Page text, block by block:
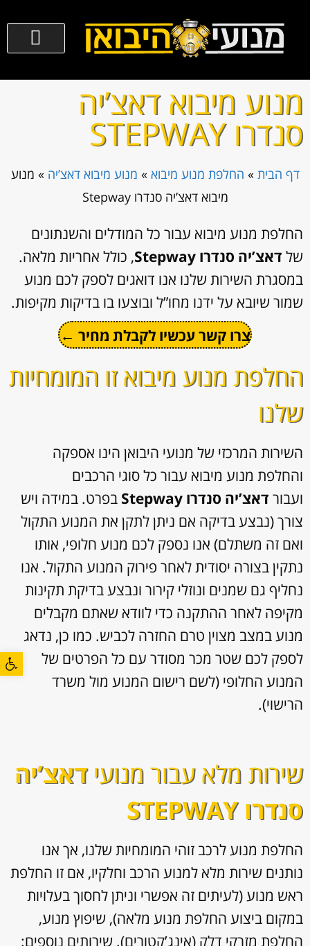
פתח
מנוע מיבוא דאצ’יה
סנדרו STEPWAY
דף הבית » החלפת מנוע מיבוא » מנוע מיבוא דאצ’יה » מנוע
מיבוא דאצ’יה סנדרו Stepway
החלפת מנוע מיבוא עבור כל המודלים והשנתונים
של דאצ’יה סנדרו Stepway
, כולל אחריות מלאה.
במסגרת השירות שלנו אנו דואגים לספק לכם מנוע
שמור שיובא על ידנו מחו”ל ובוצעו בו בדיקות מקיפות.
צרו קשר עכשיו לקבלת מחיר ←
החלפת מנוע מיבוא זו המומחיות
שלנו
השירות המרכזי של מנועי היבואן הינו אספקה
והחלפת מנוע מיבוא עבור כל סוגי הרכבים
ועבור דאצ’יה סנדרו Stepway
בפרט. במידה ויש
צורך (נבצע בדיקה אם ניתן לתקן את המנוע התקול
ואם זה משתלם) אנו נספק לכם מנוע חלופי, אותו
נתקין בצורה יסודית לאחר פירוק המנוע התקול. אנו
נחליף גם שמנים ונוזלי קירור ונבצע בדיקת תקינות
מקיפה לאחר ההתקנה כדי לוודא שאתם מקבלים
מנוע במצב מצוין טרם החזרה לכביש. כמו כן, נדאג
לספק לכם שטר מכר מסודר עם כל הפרטים של
המנוע החלופי (לשם רישום המנוע מול משרד
הרישוי).
שירות מלא עבור מנועידאצ’יה
סנדרו STEPWAY
החלפת מנוע לרכב זוהי המומחיות שלנו, אך אנו
נותנים שירות מלא למנוע הרכב וחלקיו, אם זו החלפת
ראש מנוע (לעיתים זה אפשרי וניתן לחסוך בעלויות
במקום ביצוע החלפת מנוע מלאה), שיפוץ מנוע,
החלפת מזרקי דלק (אינג’קטורים). שירותים נוספים: